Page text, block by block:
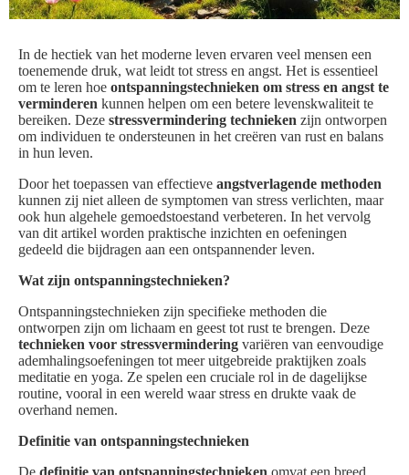
In de hectiek van het moderne leven ervaren veel mensen een
toenemende druk, wat leidt tot stress en angst. Het is essentieel
om te leren hoe ontspanningstechnieken om stress en angst te
verminderen kunnen helpen om een betere levenskwaliteit te
bereiken. Deze stressvermindering technieken zijn ontworpen
om individuen te ondersteunen in het creëren van rust en balans
in hun leven.
Door het toepassen van effectieve angstverlagende methoden
kunnen zij niet alleen de symptomen van stress verlichten, maar
ook hun algehele gemoedstoestand verbeteren. In het vervolg
van dit artikel worden praktische inzichten en oefeningen
gedeeld die bijdragen aan een ontspannender leven.
Wat zijn ontspanningstechnieken?
Ontspanningstechnieken zijn specifieke methoden die
ontworpen zijn om lichaam en geest tot rust te brengen. Deze
technieken voor stressvermindering variëren van eenvoudige
ademhalingsoefeningen tot meer uitgebreide praktijken zoals
meditatie en yoga. Ze spelen een cruciale rol in de dagelijkse
routine, vooral in een wereld waar stress en drukte vaak de
overhand nemen.
Definitie van ontspanningstechnieken